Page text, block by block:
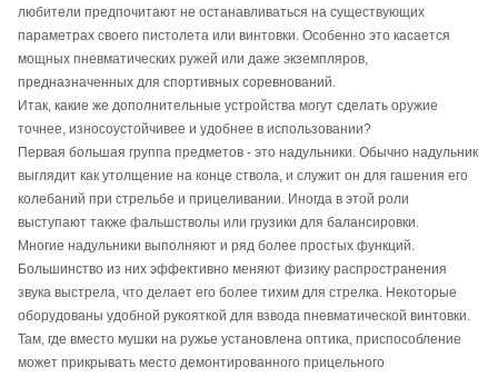
любители предпочитают не останавливаться на существующих
параметрах своего пистолета или винтовки. Особенно это касается
мощных пневматических ружей или даже экземпляров,
предназначенных для спортивных соревнований.
Итак, какие же дополнительные устройства могут сделать оружие
точнее, износоустойчивее и удобнее в использовании?
Первая большая группа предметов - это надульники. Обычно надульник
выглядит как утолщение на конце ствола, и служит он для гашения его
колебаний при стрельбе и прицеливании. Иногда в этой роли
выступают также фальшстволы или грузики для балансировки.
Многие надульники выполняют и ряд более простых функций.
Большинство из них эффективно меняют физику распространения
звука выстрела, что делает его более тихим для стрелка. Некоторые
оборудованы удобной рукояткой для взвода пневматической винтовки.
Там, где вместо мушки на ружье установлена оптика, приспособление
может прикрывать место демонтированного прицельного